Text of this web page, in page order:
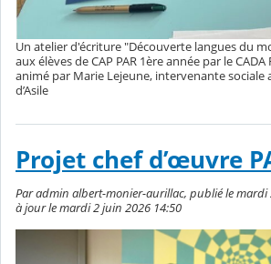
Un atelier d'écriture "Découverte langues du
aux élèves de CAP PAR 1ère année par le CADA
animé par Marie Lejeune, intervenante sociale
d’Asile
Projet chef d’œuvre
Par admin albert-monier-aurillac, publié le mardi
à jour le mardi 2 juin 2026 14:50